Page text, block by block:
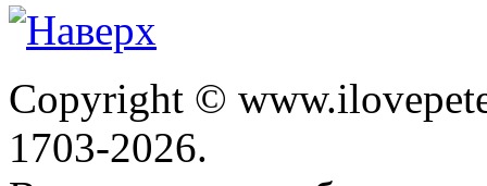
Copyright ©
1703-2026.